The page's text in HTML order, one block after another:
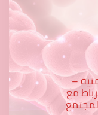
–
مع
المجتمع